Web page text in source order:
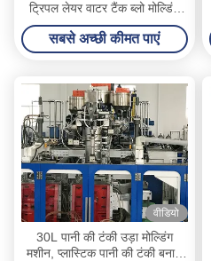
ट्रिपल लेयर वाटर टैंक ब्लो मोल्डिंग
मशीन
सबसे अच्छी कीमत पाएं
वीडियो
30L पानी की टंकी उड़ा मोल्डिंग
मशीन, प्लास्टिक पानी की टंकी बनाने